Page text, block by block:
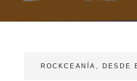
ROCKCEANÍA, DESDE